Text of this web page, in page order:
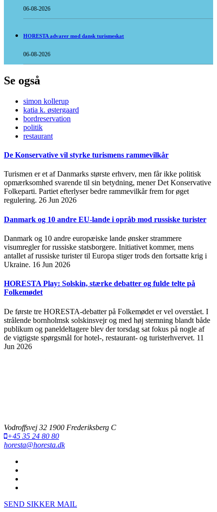
06-08-2026
HORESTA advarer mod dansk turismeskat
06-08-2026
Se også
simon kollerup
katia k. østergaard
bordreservation
politik
restaurant
De Konservative vil styrke turismens rammevilkår
Turismen er et af Danmarks største erhverv, men får ikke politisk
opmærksomhed svarende til sin betydning, mener Det Konservative
Folkeparti. Partiet efterlyser bedre rammevilkår frem for øget
regulering. 26 Jun 2026
Danmark og 10 andre EU-lande i opråb mod russiske turister
Danmark og 10 andre europæiske lande ønsker strammere
visumregler for russiske statsborgere. Initiativet kommer, mens
antallet af russiske turister til Europa stiger trods den fortsatte krig i
Ukraine. 16 Jun 2026
HORESTA Play: Solskin, stærke debatter og fulde telte på
Folkemødet
De første tre HORESTA-debatter på Folkemødet er vel overstået. I
strålende bornholmsk solskinsvejr og med høj stemning blandt både
publikum og paneldeltagere blev der torsdag sat fokus på nogle af
de vigtigste spørgsmål for hotel-, restaurant- og turisterhvervet. 11
Jun 2026
Vodroffsvej 32 1900 Frederiksberg C
+45 35 24 80 80
horesta@horesta.dk
SEND SIKKER MAIL